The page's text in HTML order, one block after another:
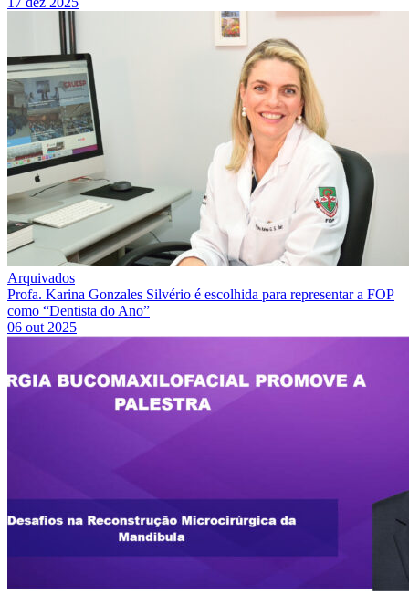
Arquivados
Profa. Karina Gonzales Silvério é escolhida para representar a FOP
como “Dentista do Ano”
06 out 2025